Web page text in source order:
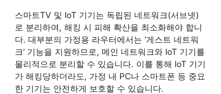
스마트TV 및 IoT 기기는 독립된 네트워크(서브넷)
로 분리하여, 해킹 시 피해 확산을 최소화해야 합니
다. 대부분의 가정용 라우터에서는 ‘게스트 네트워
크’ 기능을 지원하므로, 메인 네트워크와 IoT 기기를
물리적으로 분리할 수 있습니다. 이를 통해 IoT 기기
가 해킹당하더라도, 가정 내 PC나 스마트폰 등 중요
한 기기는 안전하게 보호할 수 있습니다.